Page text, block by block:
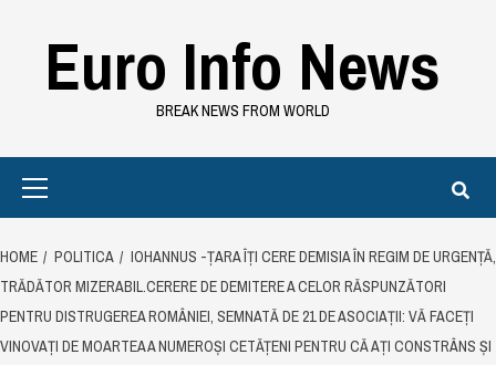
contentEuro Info News
BREAK NEWS FROM WORLD
HOME POLITICA
IOHANNUS -ȚARA ÎȚI CERE DEMISIA ÎN REGIM DE URGENȚĂ,
TRĂDĂTOR MIZERABIL.CERERE DE DEMITERE A CELOR RĂSPUNZĂTORI
PENTRU DISTRUGEREA ROMÂNIEI, SEMNATĂ DE 21 DE ASOCIAȚII: VĂ FACEȚI
VINOVAȚI DE MOARTEA A NUMEROȘI CETĂȚENI PENTRU CĂ AȚI CONSTRÂNS ȘI